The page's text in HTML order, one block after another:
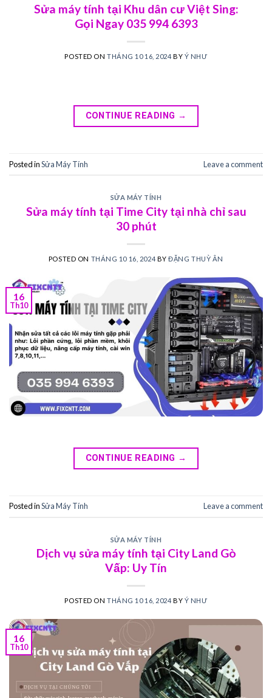
Sửa máy tính tại Khu dân cư Việt Sing:
Gọi Ngay 035 994 6393
POSTED ON THÁNG 10 16, 2024 BY Ý NHƯ
CONTINUE READING →
Posted inSửa Máy Tính Leave a comment
SỬA MÁY TÍNH
Sửa máy tính tại Time City tại nhà chỉ sau
30 phút
POSTED ON THÁNG 10 16, 2024 BYĐẶNG THUỲ ÂN
16
Th10
CONTINUE READING →
Posted inSửa Máy Tính Leave a comment
SỬA MÁY TÍNH
Dịch vụ sửa máy tính tại City Land Gò
Vấp: Uy Tín
POSTED ON THÁNG 10 16, 2024 BY Ý NHƯ
16
Th10